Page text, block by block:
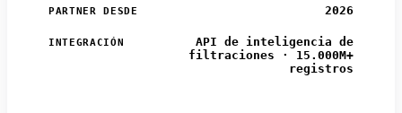
PARTNER DESDE 2026
INTEGRACIÓN
API de inteligencia de
filtraciones · 15.000M+
registros